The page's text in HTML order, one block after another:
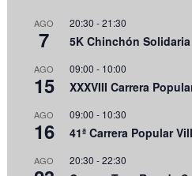
AGO
7
20:30 -21:30
5K Chinchón Solidaria
AGO
15
09:00 - 10:00
XXXVIII Carrera
AGO
16
09:00 - 10:30
41ª Carrera Popular
AGO 20:30 -22:30